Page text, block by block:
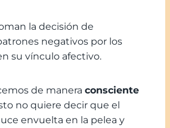
la decisión de
negativos por los
su vínculo afectivo.
de manera consciente
no quiere decir que el
envuelta en la pelea y